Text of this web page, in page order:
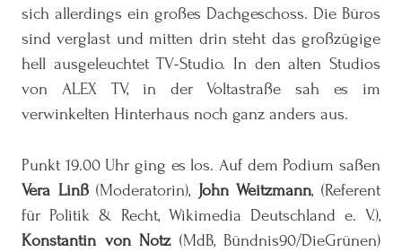
sich allerdings ein großes Dachgeschoss. Die Büros
sind verglast und mitten drin steht das großzügige
hell ausgeleuchtet TV-Studio. In den alten Studios
von ALEX TV, in der Voltastraße sah es im
verwinkelten Hinterhaus noch ganz anders aus.
Punkt 19.00 Uhr ging es los. Auf dem Podium saßen
Vera Linß(Moderatorin), John Weitzmann, (Referent
für Politik & Recht, Wikimedia Deutschland e. V.),
Konstantin von Notz(MdB, Bündnis90/DieGrünen)